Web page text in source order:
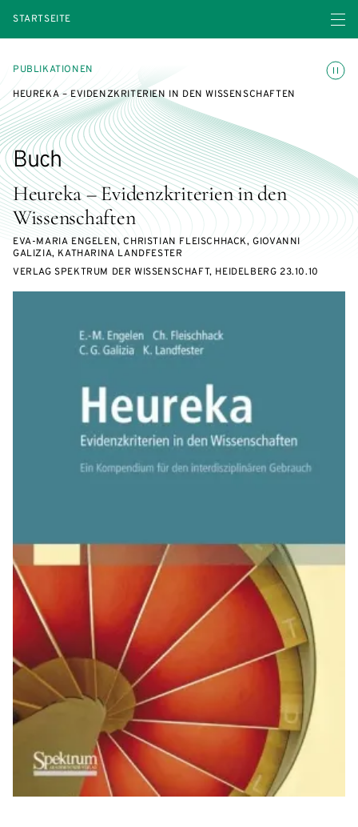
STARTSEITE Menü
PUBLIKATIONEN
HEUREKA – EVIDENZKRITERIEN IN DEN WISSENSCHAFTEN
Heureka – Evidenzkriterien in den
Wissenschaften
Buch
EVA-MARIA ENGELEN, CHRISTIAN FLEISCHHACK, GIOVANNI
GALIZIA, KATHARINA LANDFESTER
VERLAG SPEKTRUM DER WISSENSCHAFT, HEIDELBERG 23.10.10